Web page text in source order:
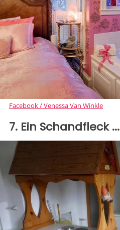
Facebook / Venessa Van Winkle
7. Ein Schandfleck ...